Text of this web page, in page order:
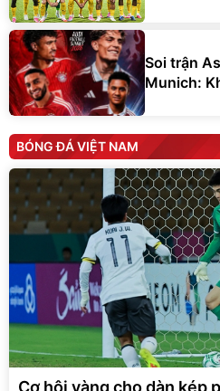
Soi trận
Munich:
BÓNG ĐÁ VIỆT NAM
Cơ hội vàng cho dàn kép